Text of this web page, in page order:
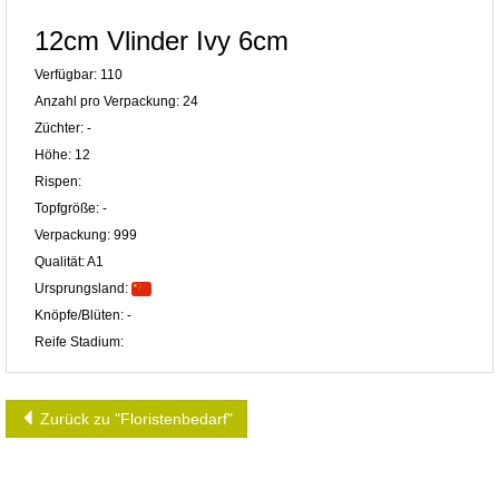
12cm Vlinder Ivy 6cm
Verfügbar: 110
Anzahl pro Verpackung: 24
Züchter: -
Höhe: 12
Rispen:
Topfgröße: -
Verpackung: 999
Qualität: A1
Ursprungsland:
Knöpfe/Blüten: -
Reife Stadium:
Zurück zu "Floristenbedarf"